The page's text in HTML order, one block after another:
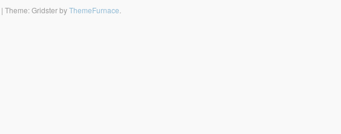
| Theme: Gridster byThemeFurnace